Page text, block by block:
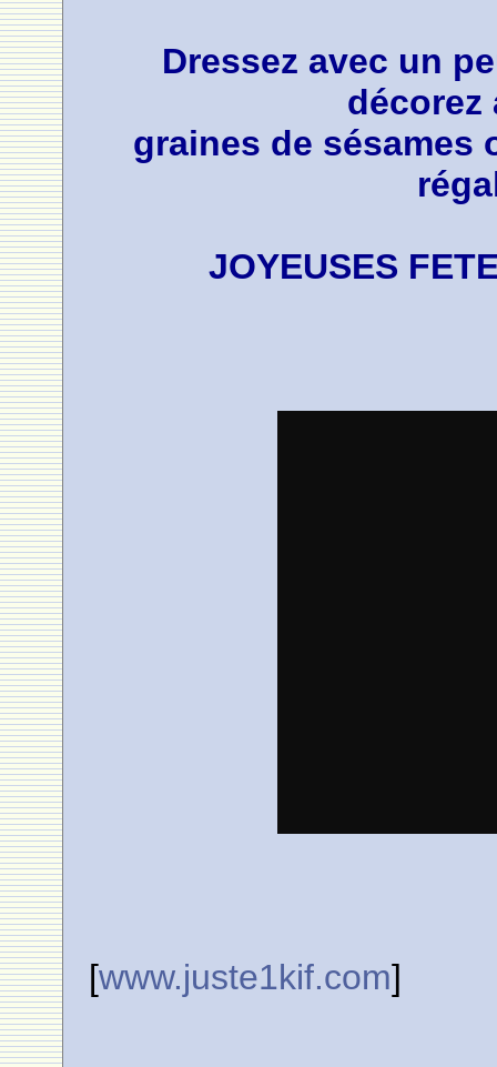
Dressez avec un
décorez
graines de sésames
JOYEUSES
[www.juste1kif.com]